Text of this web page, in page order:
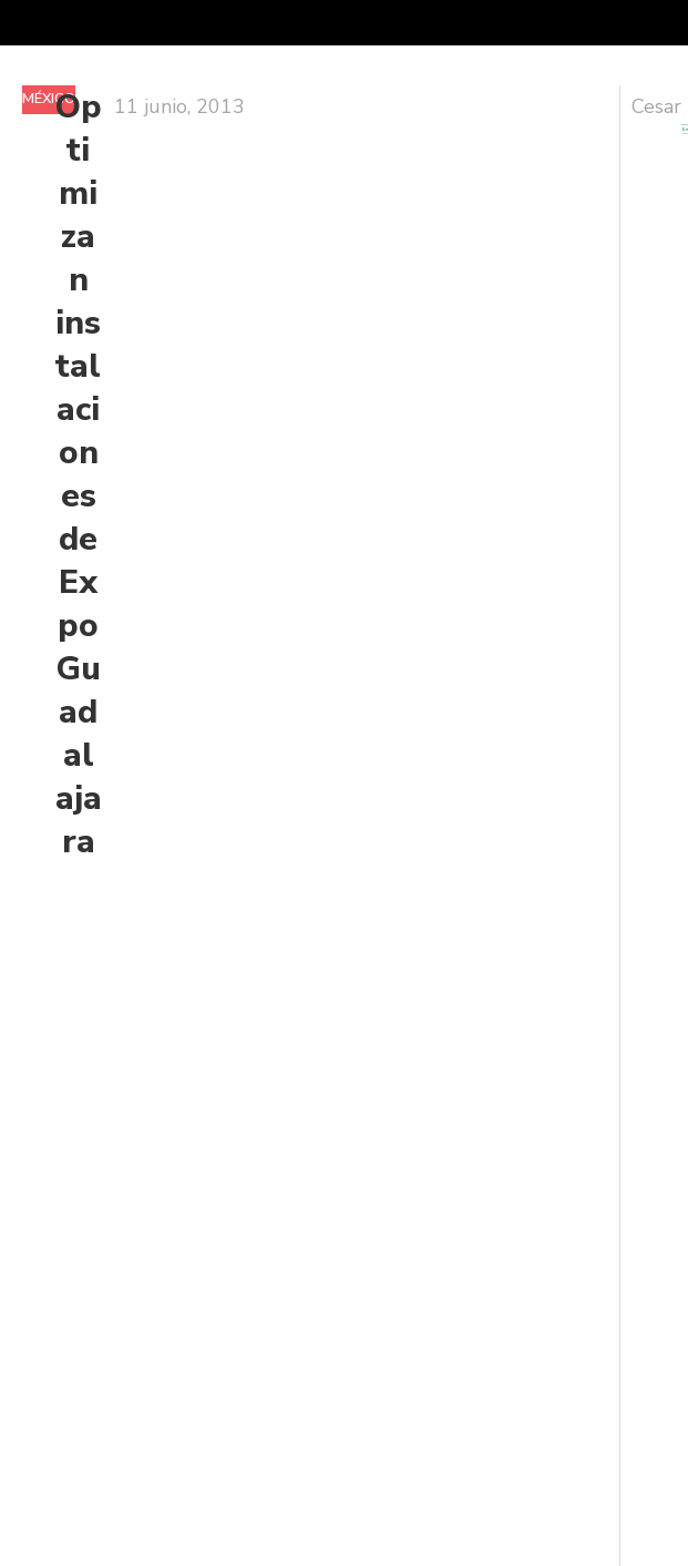
MÉXICOOp
ti
mi
za
n
ins
tal
aci
on
es
de
Ex
po
Gu
ad
al
aja
ra
11 junio, 2013 Cesar